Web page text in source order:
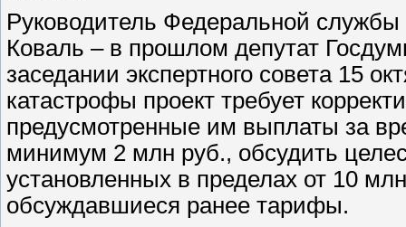
Руководитель Федеральной
Коваль – в прошлом депутат
заседании экспертного совета 15
катастрофы проект требует
предусмотренные им выплаты за
минимум 2 млн руб., обсудить
установленных в пределах от 10
обсуждавшиеся ранее тарифы.